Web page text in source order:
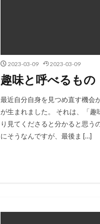
2023-03-09 2023-03-09
趣味と呼べるもの
最近自分自身を見つめ直す機会
が生まれました。 それは、「
り見てくださると分かると思う
にそうなんですが、最後ま […]